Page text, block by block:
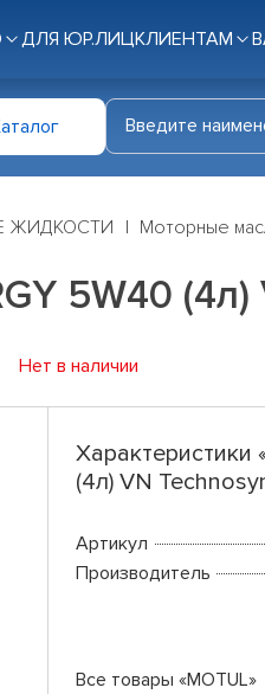
ДЛЯ ЮР.ЛИЦКЛИЕНТАМ
ЖИДКОСТИ Моторные
5W40
Нет в наличии
Характеристики
(4л) VN
Артикул
Производитель
Все товары «MOTUL»